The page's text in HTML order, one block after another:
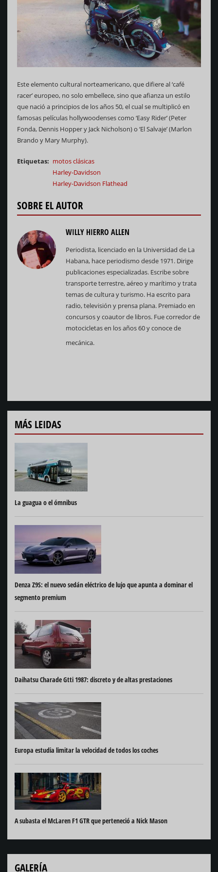
Este elemento cultural norteamericano, que difiere al ‘café
racer’ europeo, no solo embellece, sino que afianza un estilo
que nació a principios de los años 50, el cual se multiplicó en
famosas películas hollywoodenses como ‘Easy Rider’ (Peter
Fonda, Dennis Hopper y Jack Nicholson) o ‘El Salvaje’ (Marlon
Brando y Mary Murphy).
Etiquetas
motos clásicas
Harley-Davidson
Harley-Davidson Flathead
SOBRE EL AUTOR
WILLY HIERRO ALLEN
Periodista, licenciado en la Universidad de La
Habana, hace periodismo desde 1971. Dirige
publicaciones especializadas. Escribe sobre
transporte terrestre, aéreo y marítimo y trata
temas de cultura y turismo. Ha escrito para
radio, televisión y prensa plana. Premiado en
concursos y coautor de libros. Fue corredor de
motocicletas en los años 60 y conoce de
mecánica.
MÁS LEIDAS
La guagua o el ómnibus
Denza Z9S: el nuevo sedán eléctrico de lujo que apunta a dominar el
segmento premium
Daihatsu Charade Gtti 1987: discreto y de altas prestaciones
Europa estudia limitar la velocidad de todos los coches
A subasta el McLaren F1 GTR que perteneció a Nick Mason
GALERÍA